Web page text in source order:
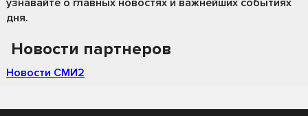
дня.
Новости партнеров
Новости СМИ2